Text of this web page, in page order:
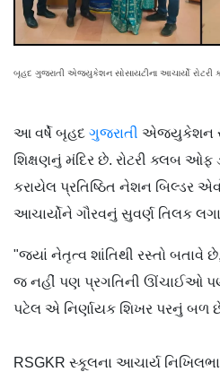
બૃહદ ગુજરાતી એજ્યુકેશન સોસાયટીના આચાર્યો રોટરી
આ વર્ષે બૃહદ ગુજરાતી એજ્યુકેશન
શિક્ષણનું મંદિર છે. રોટરી ક્લબ ઓફ
કરાયેલ પ્રતિષ્ઠિત નેશન બિલ્ડર
આચાર્યોને ગૌરવનું સુવર્ણ તિલક
"જ્યાં નેતૃત્વ શાંતિથી રસ્તો બતાવે
જ નહીં પણ પ્રગતિની ઊંચાઈઓ
પટેલ એ નિર્ણાયક શિખર પરનું બળ
RSGKR સ્કૂલના આચાર્ય